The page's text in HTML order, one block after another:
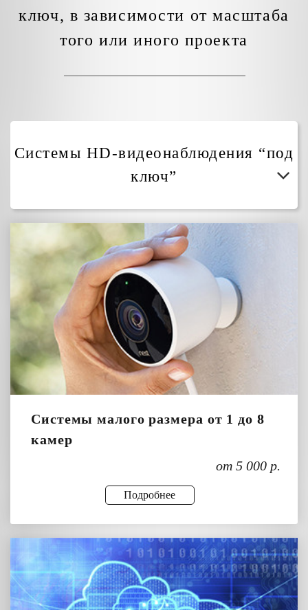
ключ, в зависимости от масштаба
того или иного проекта
Системы HD-видеонаблюдения “под
ключ”
Системы малого размера от 1 до 8
камер
от 5 000 р.
Подробнее